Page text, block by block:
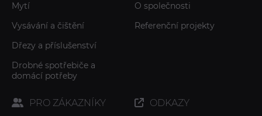
Mytí
Vysávání a čištění
Dřezy a příslušenství
Drobné spotřebiče a
domácí potřeby
O společnosti
Referenční projekty
PRO ZÁKAZNÍKY ODKAZY